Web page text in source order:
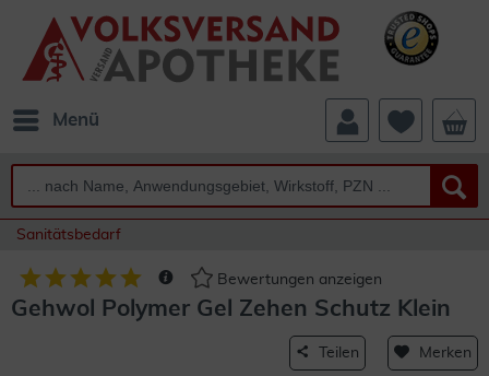
Menü
Sanitätsbedarf
Bewertungen anzeigen
Gehwol Polymer Gel Zehen Schutz Klein
Teilen Merken